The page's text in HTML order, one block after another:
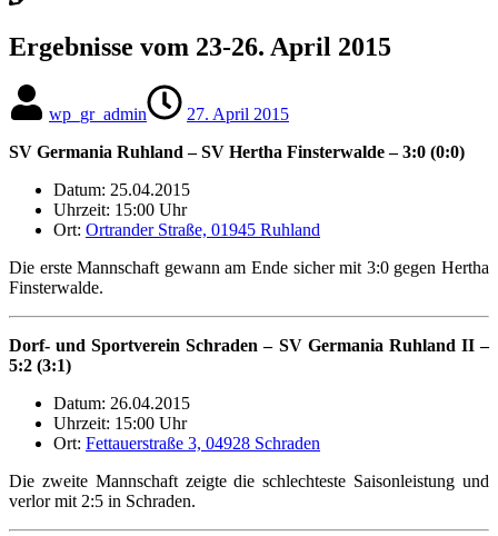
Ergebnisse vom 23-26. April 2015
wp_gr_admin
27. April 2015
SV Germania Ruhland – SV Hertha Finsterwalde – 3:0 (0:0)
Datum: 25.04.2015
Uhrzeit: 15:00 Uhr
Ort: Ortrander Straße, 01945 Ruhland
Die erste Mannschaft gewann am Ende sicher mit 3:0 gegen Hertha
Finsterwalde.
Dorf- und Sportverein Schraden – SV Germania Ruhland II –
5:2 (3:1)
Datum: 26.04.2015
Uhrzeit: 15:00 Uhr
Ort: Fettauerstraße 3, 04928 Schraden
Die zweite Mannschaft zeigte die schlechteste Saisonleistung und
verlor mit 2:5 in Schraden.